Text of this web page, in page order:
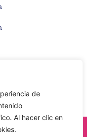
de
Al hacer clic en